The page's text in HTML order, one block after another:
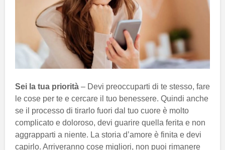
Sei la tua priorità – Devi preoccuparti di te stesso, fare
le cose per te e cercare il tuo benessere. Quindi anche
se il processo di tirarlo fuori dal tuo cuore è molto
complicato e doloroso, devi guarire quella ferita e non
aggrapparti a niente. La storia d’amore è finita e devi
capirlo. Arriveranno cose migliori, non puoi rimanere